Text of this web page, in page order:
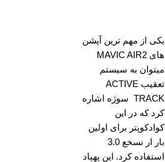
یکی از مهم ترین آپشن
های MAVIC AIR2
میتوان به سیستم
تعقیب ACTIVE
TRACK سوژه اشاره
کرد که در این
کوادکوپتر برای اولین
بار ار نسخع 3.0
استفاده کرد. این پهپاد